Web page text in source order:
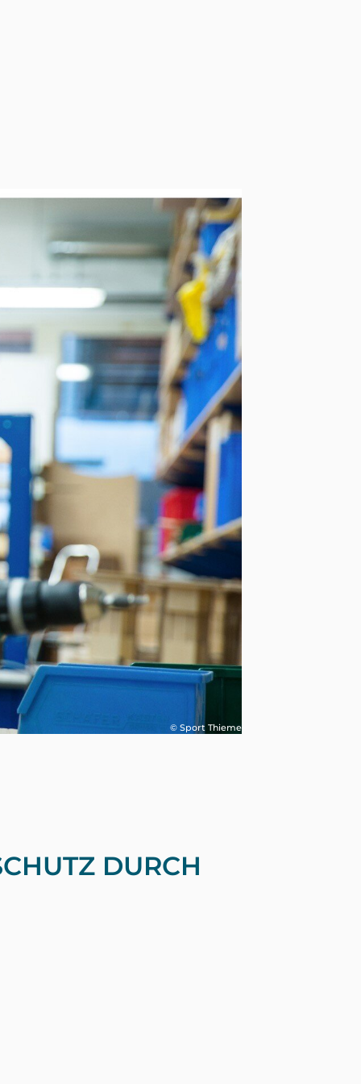
Finanzierung eines
Projektzu
Ergebnisse
© Sport Thieme
DURCH